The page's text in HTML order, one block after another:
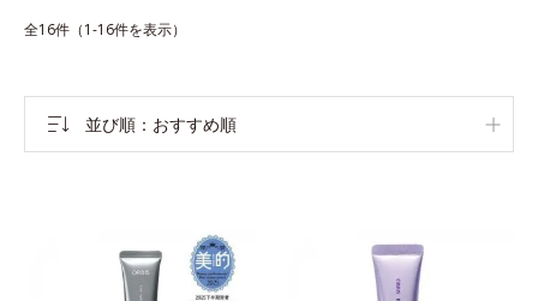
全16件（1-16件を表示）
並び順 おすすめ順